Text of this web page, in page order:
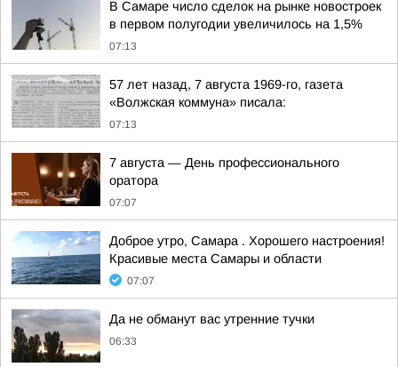
В Самаре число сделок на рынке новостроек
в первом полугодии увеличилось на 1,5%
07:13
57 лет назад, 7 августа 1969-го, газета
«Волжская коммуна» писала:
07:13
7 августа — День профессионального
оратора
07:07
Доброе утро, Самара . Хорошего настроения!
Красивые места Самары и области
07:07
Да не обманут вас утренние тучки
06:33